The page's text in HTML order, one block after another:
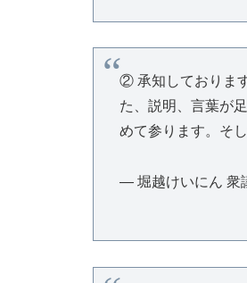
② 承知しておりま
た、説明、言葉が
めて参ります。そ
— 堀越けいにん 衆